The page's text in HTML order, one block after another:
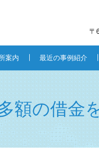
〒
案内 最近の事例紹介
額の借金